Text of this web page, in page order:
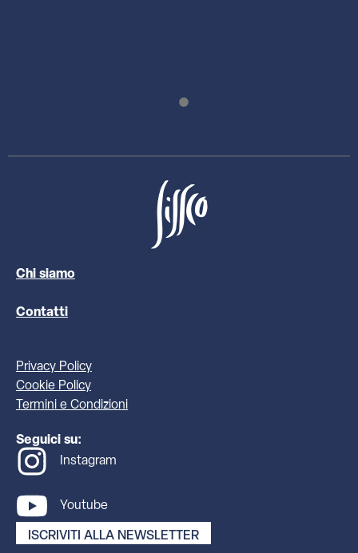
Chi siamo
Contatti
Privacy Policy
Cookie Policy
Termini e Condizioni
Seguici su:
Instagram
Youtube
ISCRIVITI ALLA NEWSLETTER